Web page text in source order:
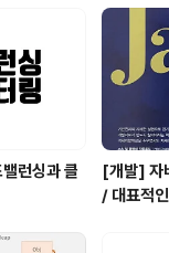
문이다.그렇다면 어떤 기준
로토콜 스택은 MTU라는 매
MTU란 한 패킷으로 운반할 수
길이..
런싱과 클
[개발] 자
/ 대표적